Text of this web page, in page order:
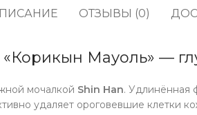
водоросли
жевательные
конфеты
кофеОТЗЫВЫ (0)
«Корикын Мауоль» —
мочалкой Shin Han. Удлинённая
удаляет ороговевшие клетки